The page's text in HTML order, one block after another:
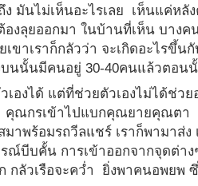
มันไม่เห็นอะไรเลย เห็นแค่หลั
งลุยออกมา ในบ้านที่เห็น บาง
าเราก็กลัวว่า จะเกิดอะไรขึ้น
นนั้นมีคนอยู่ 30-40คนแล้วตอน
เองได้ แต่ที่ช่วยตัวเองไม่ได้ช่
ณกรเข้าไปแบกคุณยายคุณตา
าพร้อมรถวีลแชร์ เราก็พามาส่
ณ์บีบคั้น การเข้าออกจากจุดต่า
ลัวเรือจะคว่ำ ยิ่งพาคนอพยพ